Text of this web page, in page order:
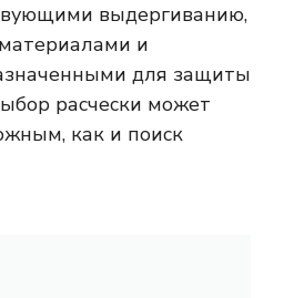
выдергиванию,
и
для защиты
расчески может
как и поиск